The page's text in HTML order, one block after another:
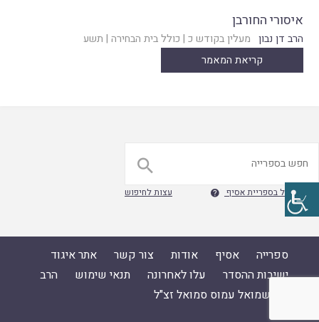
איסורי החורבן
הרב דן נבון מעלין בקודש כ | כולל בית הבחירה | תשע
קריאת המאמר

חיפוש גוגל בספריית אסיף  עצות לחיפוש
ספרייה אסיף אודות צור קשר
אתר איגוד
ישיבות ההסדר
עלו לאחרונה תנאי שימוש
הרב
ד"ר שמואל עמוס סמואל זצ"ל